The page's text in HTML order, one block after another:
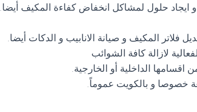
حلول لمشاكل انخفاض كفاءة المكيف أيضا.
فلاتر المكيف و صيانة الانابيب و الدكات أيضا.
لازالة كافة الشوائب
اقسامها الداخلية أو الخارجية.
خصوصا و بالكويت عموماً.